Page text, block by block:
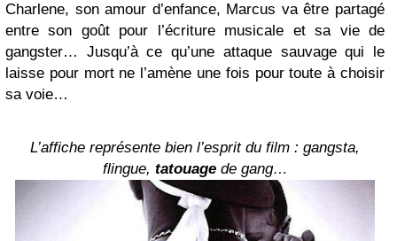
Charlene, son amour d’enfance, Marcus va être partagé
entre son goût pour l’écriture musicale et sa vie de
gangster… Jusqu’à ce qu’une attaque sauvage qui le
laisse pour mort ne l’amène une fois pour toute à choisir
sa voie…
L’affiche représente bien l’esprit du film : gangsta,
flingue, tatouagede gang…